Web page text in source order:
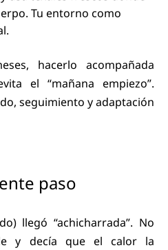
Tu entorno como
hacerlo acompañada
el “mañana empiezo”.
seguimiento y adaptación
paso
llegó “achicharrada”. No
y decía que el calor la